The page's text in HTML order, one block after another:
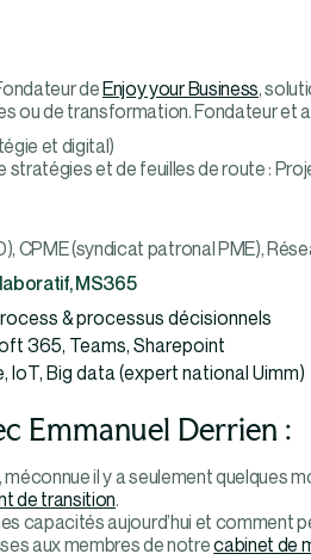
deEnjoy your Business,
ou de transformation. Fondateur et
et digital)
stratégies et de feuilles de route :
CPME (syndicat patronal PME),
MS365
& processus décisionnels
365, Teams, Sharepoint
IoT, Big data (expert national Uimm)
Emmanuel Derrien :
il y a seulement quelques
de transition.
capacités aujourd’hui et comment
aux membres de notrecabinet de